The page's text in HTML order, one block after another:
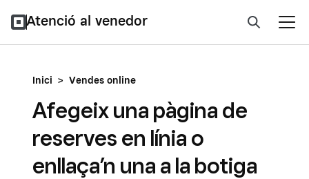
Atenció al venedor
Inici > Vendes online
Afegeix una pàgina de
reserves en línia o
enllaça’n una a la botiga